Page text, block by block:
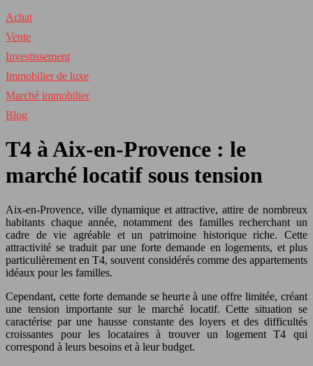
Achat
Vente
Investissement
Immobilier de luxe
Marché immobilier
Blog
T4 à Aix-en-Provence : le
marché locatif sous tension
Aix-en-Provence, ville dynamique et attractive, attire de nombreux
habitants chaque année, notamment des familles recherchant un
cadre de vie agréable et un patrimoine historique riche. Cette
attractivité se traduit par une forte demande en logements, et plus
particulièrement en T4, souvent considérés comme des appartements
idéaux pour les familles.
Cependant, cette forte demande se heurte à une offre limitée, créant
une tension importante sur le marché locatif. Cette situation se
caractérise par une hausse constante des loyers et des difficultés
croissantes pour les locataires à trouver un logement T4 qui
correspond à leurs besoins et à leur budget.